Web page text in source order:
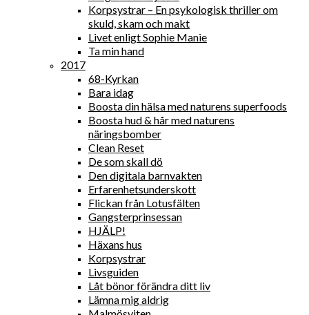
Korpsystrar – En psykologisk thriller om
skuld, skam och makt
Livet enligt Sophie Manie
Ta min hand
2017
68-Kyrkan
Bara idag
Boosta din hälsa med naturens superfoods
Boosta hud & hår med naturens
näringsbomber
Clean Reset
De som skall dö
Den digitala barnvakten
Erfarenhetsunderskott
Flickan från Lotusfälten
Gangsterprinsessan
HJÄLP!
Häxans hus
Korpsystrar
Livsguiden
Låt bönor förändra ditt liv
Lämna mig aldrig